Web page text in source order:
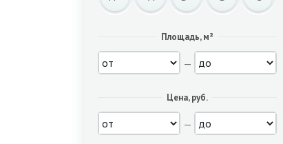
Площадь, м²
—
Цена, руб.
—